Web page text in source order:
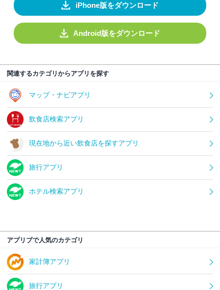
iPhone版をダウンロード
Android版をダウンロード
関連するカテゴリからアプリを探す
マップ・ナビアプリ
飲食店検索アプリ
現在地から近い飲食店を探すアプリ
旅行アプリ
ホテル検索アプリ
アプリブで人気のカテゴリ
家計簿アプリ
旅行アプリ